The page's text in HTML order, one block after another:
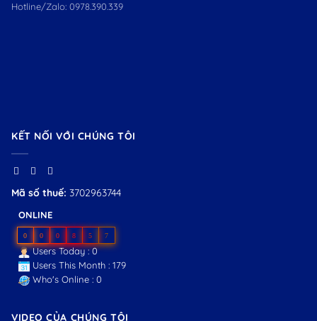
Hotline/Zalo: 0978.390.339
KẾT NỐI VỚI CHÚNG TÔI
Mã số thuế: 3702963744
ONLINE
0 0 0 8 5 7
Users Today : 0
Users This Month : 179
Who's Online : 0
VIDEO CỦA CHÚNG TÔI